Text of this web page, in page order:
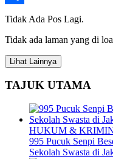
Share
Tidak Ada Pos Lagi.
Tidak ada laman yang di
Lihat Lainnya
TAJUK UTAMA
HUKUM &
995 Pucuk Senpi
Sekolah Swasta di